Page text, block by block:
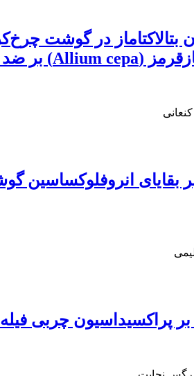
بتالاکتاماز در گوشت
بقایای
پراکسیداسیون چربی